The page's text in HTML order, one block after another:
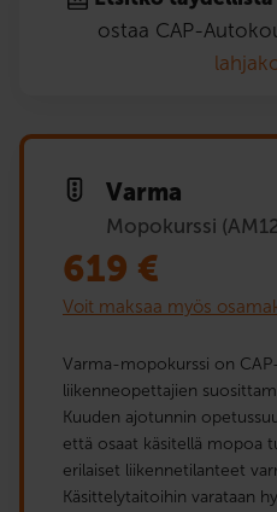
ostaa CAP-
Varma
Mopokurssi
619 €
Voit maksaa myös
Varma-mopokurssi on
liikenneopettajien
Kuuden ajotunnin
että osaat käsitellä mopoa
erilaiset liikennetilanteet
Käsittelytaitoihin varataan